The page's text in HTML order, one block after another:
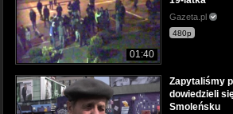
01:40
Gazeta.pl
480p
Zapytaliśmy
dowiedzieli
Smoleńsku